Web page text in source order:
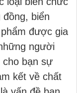
biển
được gia
người
cho bạn sự
kết về chất